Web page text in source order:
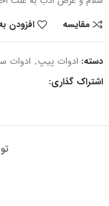
مقایسه
افزودن
دسته: ادوات پیپ, ادوات
اشتراک گذاری: